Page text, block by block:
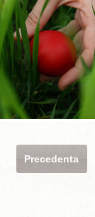
Precedenta